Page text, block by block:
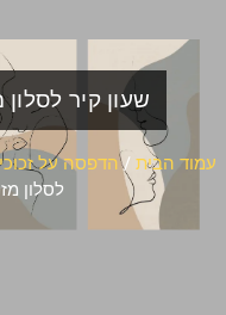
שעון קיר
עמוד הבית /הדפסה על
לסלון